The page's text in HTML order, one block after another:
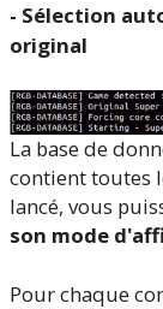
- Sélection
original
La base de
contient toutes
lancé, vous
son mode
Pour chaque